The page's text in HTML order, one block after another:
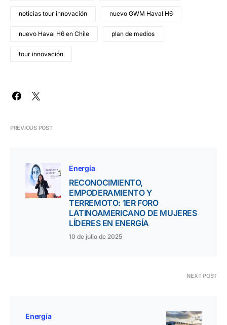
noticias tour innovación nuevo GWM Haval H6
nuevo Haval H6 en Chile plan de medios
tour innovación
PREVIOUS POST
Energía
RECONOCIMIENTO,
EMPODERAMIENTO Y
TERREMOTO: 1ER FORO
LATINOAMERICANO DE MUJERES
LÍDERES EN ENERGÍA
10 de julio de 2025
NEXT POST
Energía